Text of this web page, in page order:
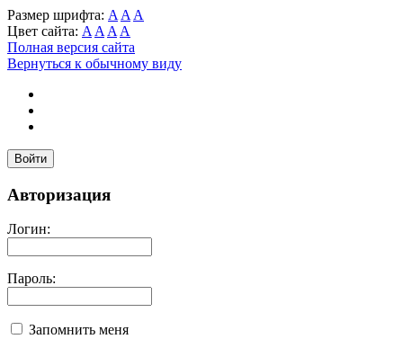
Размер шрифта: A A A
Цвет сайта: A A A A
Полная версия сайта
Вернуться к обычному виду
Войти
Авторизация
Логин:
Пароль:
Запомнить меня